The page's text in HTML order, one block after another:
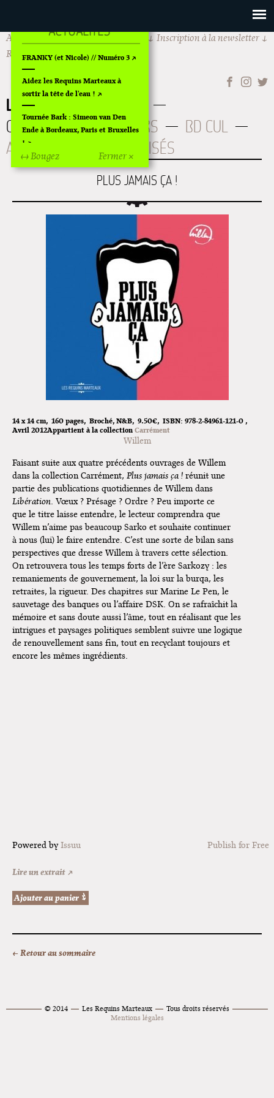
Actualités Les Requins Marteaux
Inscription à la newsletter
Rechercher
LIVRES
CATALOGUE
AUTEURS
BD CUL
ART
ÉPUISÉS
PLUS JAMAIS ÇA !
14 x 14 cm 160 pages Broché N&B 9.50€ ISBN: 978-2-84961-121-0
Avril 2012Appartient à la collection Carrément
Willem
Faisant suite aux quatre précédents ouvrages de Willem
dans la collection Carrément, Plus jamais ça ! réunit une
partie des publications quotidiennes de Willem dans
Libération. Vœux ? Présage ? Ordre ? Peu importe ce
que le titre laisse entendre, le lecteur comprendra que
Willem n’aime pas beaucoup Sarko et souhaite continuer
à nous (lui) le faire entendre. C’est une sorte de bilan sans
perspectives que dresse Willem à travers cette sélection.
On retrouvera tous les temps forts de l’ère Sarkozy : les
remaniements de gouvernement, la loi sur la burqa, les
retraites, la rigueur. Des chapitres sur Marine Le Pen, le
sauvetage des banques ou l’affaire DSK. On se rafraîchit la
mémoire et sans doute aussi l’âme, tout en réalisant que les
intrigues et paysages politiques semblent suivre une logique
de renouvellement sans fin, tout en recyclant toujours et
encore les mêmes ingrédients.
Powered byIssuu Publish for Free
Lire un extrait ↗
← Retour au sommaire
© 2014 Les Requins Marteaux
Tous droits réservés
Mentions légales
Fermer ×
↔ Bougez
FRANKY (et Nicole) // Numéro 3
Aidez les Requins Marteaux à
sortir la tête de l'eau !
Tournée Bark : Simeon van Den
Ende à Bordeaux, Paris et Bruxelles
!
Off Of Off d'Angoulême 2024
L'exposition de Fungirl à
Lancements de "Ras le bol" de
Exposition "Fungirl : Funeral
Tournée "Vulva Viking" : Elizabeth
Pich à Paris et Vincennes !
Dédicace de Gwénola Carrère à